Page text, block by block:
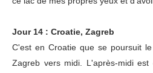
Jour 14 : Croatie, Zagreb
C'est en Croatie que se poursuit
Zagreb vers midi. L'après-midi